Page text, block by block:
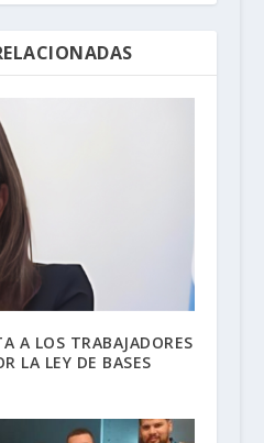
A LOS TRABAJADORES
LA LEY DE BASES